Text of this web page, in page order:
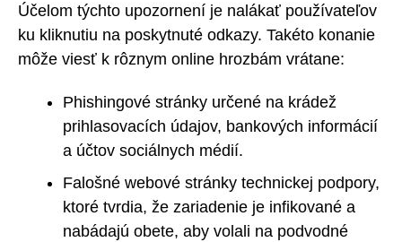
Účelom týchto upozornení je nalákať používateľov
ku kliknutiu na poskytnuté odkazy. Takéto konanie
môže viesť k rôznym online hrozbám vrátane:
Phishingové stránky určené na krádež
prihlasovacích údajov, bankových informácií
a účtov sociálnych médií.
Falošné webové stránky technickej podpory,
ktoré tvrdia, že zariadenie je infikované a
nabádajú obete, aby volali na podvodné